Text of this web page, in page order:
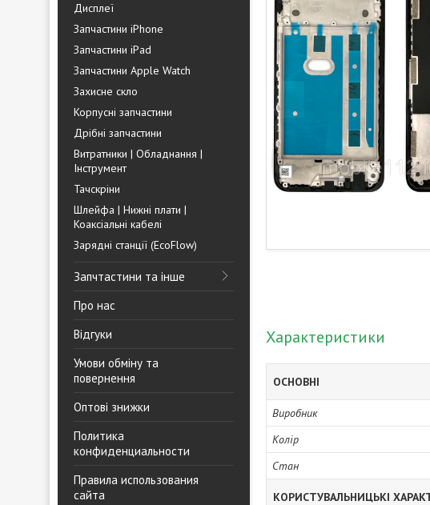
Дисплеї
Запчастини iPhone
Запчастини iPad
Запчастини Apple Watch
Захисне скло
Корпусні запчастини
Дрібні запчастини
Витратники | Обладнання |
Інструмент
Тачскріни
Шлейфа | Нижні плати |
Коаксіальні кабелі
Зарядні станції (EcoFlow)
Запчтастини та інше
Про нас
Відгуки
Умови обміну та
повернення
Оптові знижки
Политика
конфиденциальности
Правила использования
сайта
Характеристики
ОСНОВНІ
Виробник
Колір
Стан
КОРИСТУВАЛЬНИЦЬКІ